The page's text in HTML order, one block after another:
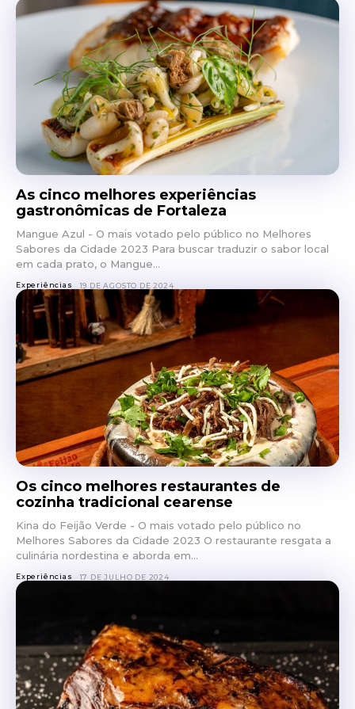
As cinco melhores experiências
gastronômicas de Fortaleza
Mangue Azul - O mais votado pelo público no Melhores
Sabores da Cidade 2023 Para buscar traduzir o sabor local
em cada prato, o Mangue...
Experiências 19 DE AGOSTO DE 2024
Os cinco melhores restaurantes de
cozinha tradicional cearense
Kina do Feijão Verde - O mais votado pelo público no
Melhores Sabores da Cidade 2023 O restaurante resgata a
culinária nordestina e aborda em...
Experiências 17 DE JULHO DE 2024